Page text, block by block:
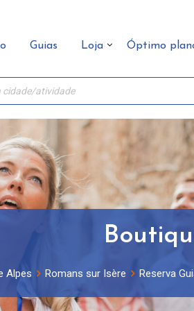
Guias Loja Óptimo
Alpes Romans sur Isère Reserva